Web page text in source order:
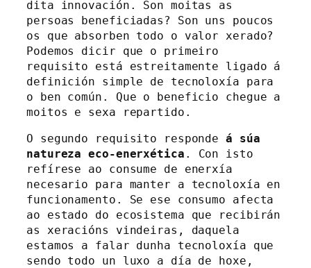
dita innovación. Son moitas as
persoas beneficiadas? Son uns poucos
os que absorben todo o valor xerado?
Podemos dicir que o primeiro
requisito está estreitamente ligado á
definición simple de tecnoloxía para
o ben común. Que o beneficio chegue a
moitos e sexa repartido.
O segundo requisito responde á súa
natureza eco-enerxética . Con isto
refírese ao consume de enerxía
necesario para manter a tecnoloxía en
funcionamento. Se ese consumo afecta
ao estado do ecosistema que recibirán
as xeracións vindeiras, daquela
estamos a falar dunha tecnoloxía que
sendo todo un luxo a día de hoxe,